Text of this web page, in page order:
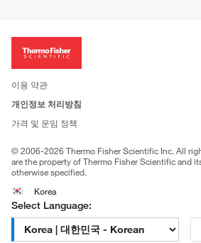
투자자
사회적 책임
브랜드
이용 약관
개인정보 처리방침
가격 및 운임 정책
© 2006-2026 Thermo Fisher Scientific Inc. All
are the property of Thermo Fisher Scientific and
otherwise specified.
Korea
Select Language: